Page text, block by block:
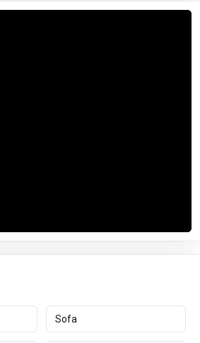
Sofa